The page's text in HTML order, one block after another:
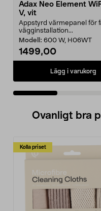
Adax Neo Element
V, vit
Appstyrd värmepanel för
vägginstallation...
Modell: 600 W, H06WT
1499,00
Lägg i varukorg
Ovanligt bra
Kolla priset